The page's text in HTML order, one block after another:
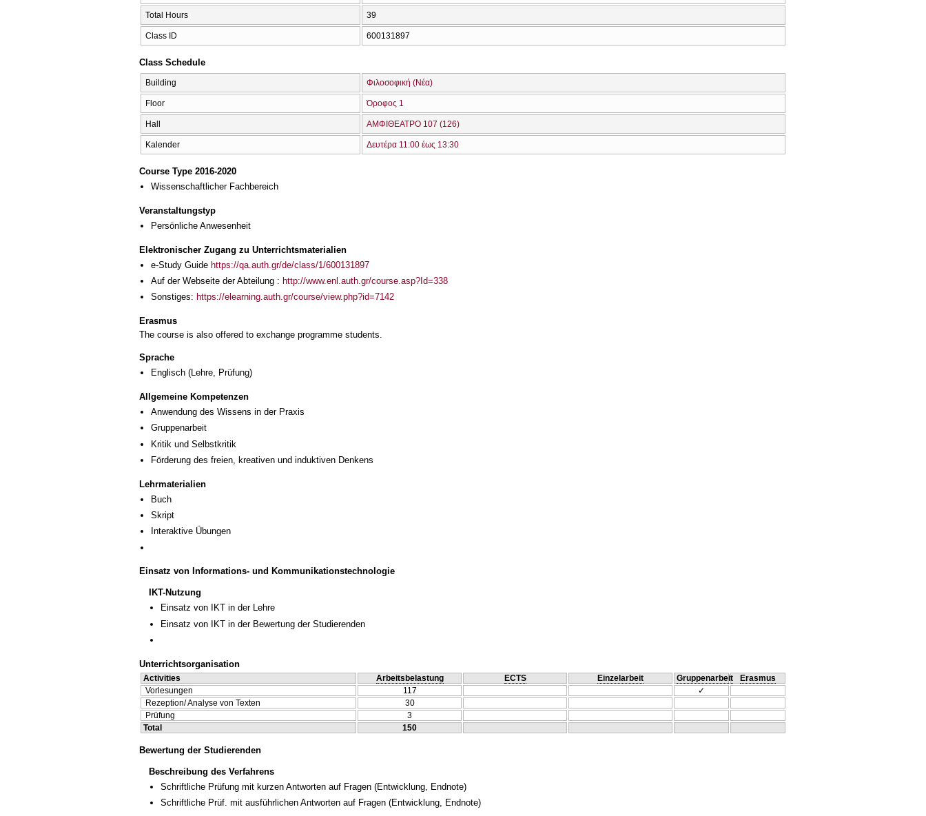
Total Hours 39
Class ID 600131897
Class Schedule
Building Φιλοσοφική (Νέα)
Floor Όροφος 1
Hall ΑΜΦΙΘΕΑΤΡΟ 107 (126)
Kalender Δευτέρα 11:00 έως 13:30
Course Type 2016-2020
Wissenschaftlicher Fachbereich
Veranstaltungstyp
Persönliche Anwesenheit
Elektronischer Zugang zu Unterrichtsmaterialien
e-Study Guide https://qa.auth.gr/de/class/1/600131897
Auf der Webseite der Abteilung : http://www.enl.auth.gr/course.asp?Id=338
Sonstiges: https://elearning.auth.gr/course/view.php?id=7142
Erasmus
The course is also offered to exchange programme students.
Sprache
Englisch (Lehre, Prüfung)
Allgemeine Kompetenzen
Anwendung des Wissens in der Praxis
Gruppenarbeit
Kritik und Selbstkritik
Förderung des freien, kreativen und induktiven Denkens
Lehrmaterialien
Buch
Skript
Interaktive Übungen
Einsatz von Informations- und Kommunikationstechnologie
IKT-Nutzung
Einsatz von IKT in der Lehre
Einsatz von IKT in der Bewertung der Studierenden
Unterrichtsorganisation
Activities Arbeitsbelastung ECTS Einzelarbeit Gruppenarbeit
Erasmus
Vorlesungen
117
✓
Rezeption/ Analyse von Texten
30
Prüfung
3
Total
150
Bewertung der Studierenden
Beschreibung des Verfahrens
Schriftliche Prüfung mit kurzen Antworten auf Fragen (Entwicklung, Endnote)
Schriftliche Prüf. mit ausführlichen Antworten auf Fragen (Entwicklung, Endnote)